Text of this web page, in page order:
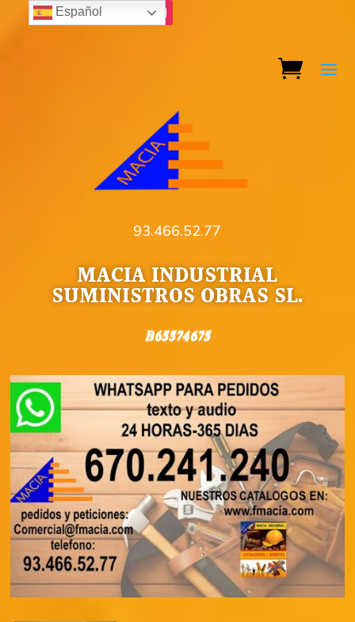
93.466.52.77
MACIA INDUSTRIAL
SUMINISTROS OBRAS SL.
B65574675
Español